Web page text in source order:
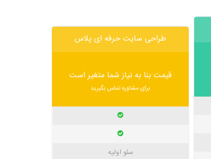
طراحی سایت حرفه ای پلاس
قیمت بنا به نیاز شما متغیر است
برای مشاوره تماس بگیرید
سئو اولیه